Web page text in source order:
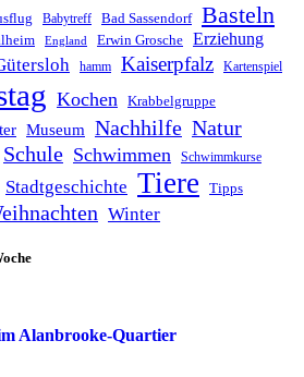
Babytreff Bad Sassendorf Basteln
England Erwin Grosche Erziehung
hamm Kaiserpfalz Kartenspiel
Kochen Krabbelgruppe
Museum Nachhilfe Natur
Schule Schwimmen Schwimmkurse
Stadtgeschichte Tiere Tipps
Winter
Alanbrooke-Quartier